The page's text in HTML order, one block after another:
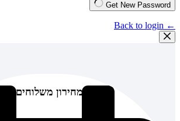
Get New Password
← Back to login
מחירון משלוחים